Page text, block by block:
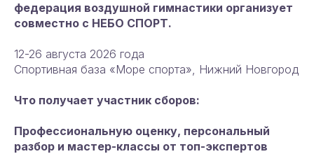
федерация воздушной гимнастики организует
совместно с НЕБО СПОРТ.
12-26 августа 2026 года
Спортивная база «Море спорта», Нижний Новгород
Что получает участник сборов:
Профессиональную оценку, персональный
разбор и мастер-классы от топ-экспертов